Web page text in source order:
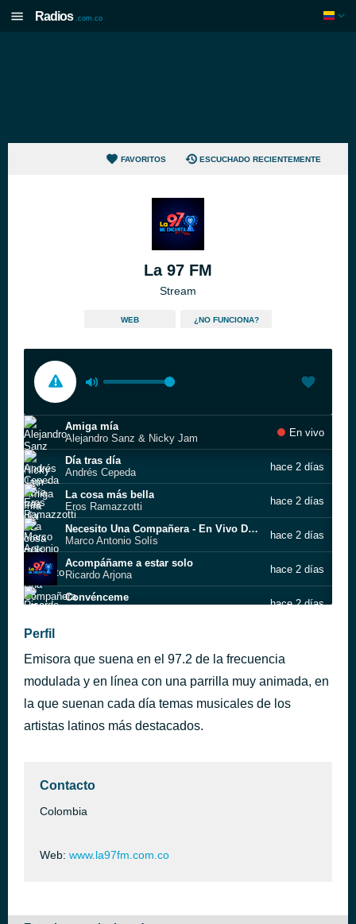
Radios .com.co
FAVORITOS ESCUCHADO RECIENTEMENTE
La 97 FM
Stream
WEB ¿NO FUNCIONA?
Amiga mía
Alejandro Sanz & Nicky Jam
En vivo
Día tras día
Andrés Cepeda
hace 2 días
La cosa más bella
Eros Ramazzotti
hace 2 días
Necesito Una Compañera - En Vivo Desde Morelia, Michoacán, México/ 2015
Marco Antonio Solís
hace 2 días
Acompáñame a estar solo
Ricardo Arjona
hace 2 días
Convénceme
hace 2 días
Dueño de nada
José Luis Rodríguez
Amiga mía
Alejandro Sanz & Nicky Jam
hace 2 días
Perfil
Emisora que suena en el 97.2 de la frecuencia
modulada y en línea con una parrilla muy animada, en
la que suenan cada día temas musicales de los
artistas latinos más destacados.
Contacto
Colombia
Web: www.la97fm.com.co